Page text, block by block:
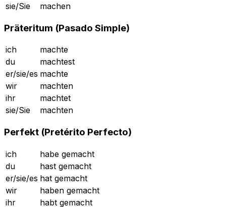
sie/Sie
machen
Präteritum (Pasado Simple)
ich
machte
du
machtest
er/sie/es machte
wir
machten
ihr
machtet
sie/Sie
machten
Perfekt (Pretérito Perfecto)
ich
habe gemacht
du
hast gemacht
er/sie/es hat gemacht
wir
haben gemacht
ihr
habt gemacht